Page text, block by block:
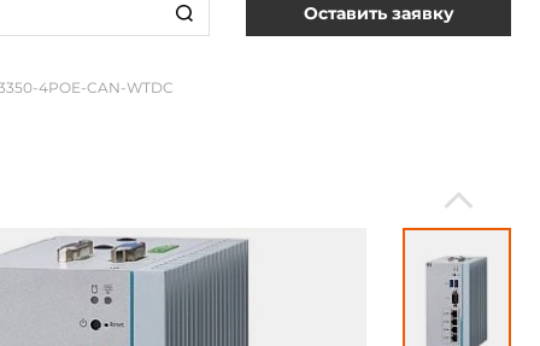
Оставить заявку
4POE-CAN-WTDC